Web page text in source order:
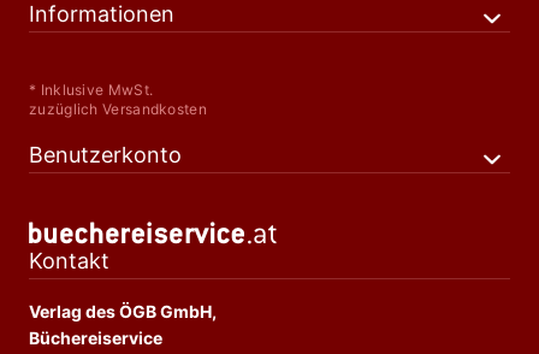
Informationen
* Inklusive MwSt.
zuzüglich Versandkosten
Benutzerkonto
Kontakt
Verlag des ÖGB GmbH,
Büchereiservice